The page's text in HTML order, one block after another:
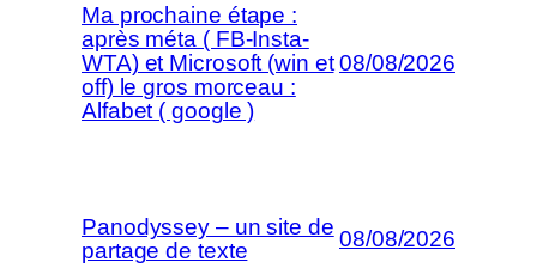
Ma prochaine étape :
après méta ( FB-Insta-
WTA) et Microsoft (win et
off) le gros morceau :
Alfabet ( google )
08/08/2026
Panodyssey – un site de
partage de texte
08/08/2026